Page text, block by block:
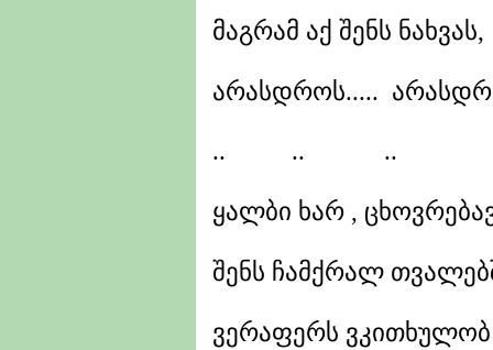
მაგრამ აქ შენს ნახვას,
არასდროს.....
.. .. ..
ყალბი ხარ ,
შენს ჩამქრალ
ვერაფერს ვკითხულობ